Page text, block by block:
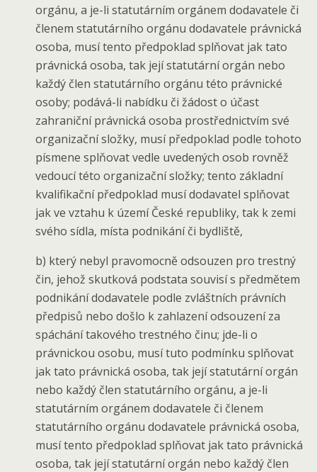
orgánu, a je-li statutárním orgánem dodavatele či
členem statutárního orgánu dodavatele právnická
osoba, musí tento předpoklad splňovat jak tato
právnická osoba, tak její statutární orgán nebo
každý člen statutárního orgánu této právnické
osoby; podává-li nabídku či žádost o účast
zahraniční právnická osoba prostřednictvím své
organizační složky, musí předpoklad podle tohoto
písmene splňovat vedle uvedených osob rovněž
vedoucí této organizační složky; tento základní
kvalifikační předpoklad musí dodavatel splňovat
jak ve vztahu k území České republiky, tak k zemi
svého sídla, místa podnikání či bydliště,
b) který nebyl pravomocně odsouzen pro trestný
čin, jehož skutková podstata souvisí s předmětem
podnikání dodavatele podle zvláštních právních
předpisů nebo došlo k zahlazení odsouzení za
spáchání takového trestného činu; jde-li o
právnickou osobu, musí tuto podmínku splňovat
jak tato právnická osoba, tak její statutární orgán
nebo každý člen statutárního orgánu, a je-li
statutárním orgánem dodavatele či členem
statutárního orgánu dodavatele právnická osoba,
musí tento předpoklad splňovat jak tato právnická
osoba, tak její statutární orgán nebo každý člen